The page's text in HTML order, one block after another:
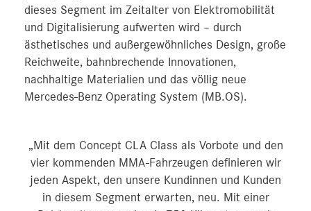
dieses Segment im Zeitalter von Elektromobilität
und Digitalisierung aufwerten wird – durch
ästhetisches und außergewöhnliches Design, große
Reichweite, bahnbrechende Innovationen,
nachhaltige Materialien und das völlig neue
Mercedes-Benz Operating System (MB.OS).
„Mit dem Concept CLA Class als Vorbote und den
vier kommenden MMA-Fahrzeugen definieren wir
jeden Aspekt, den unsere Kundinnen und Kunden
in diesem Segment erwarten, neu. Mit einer